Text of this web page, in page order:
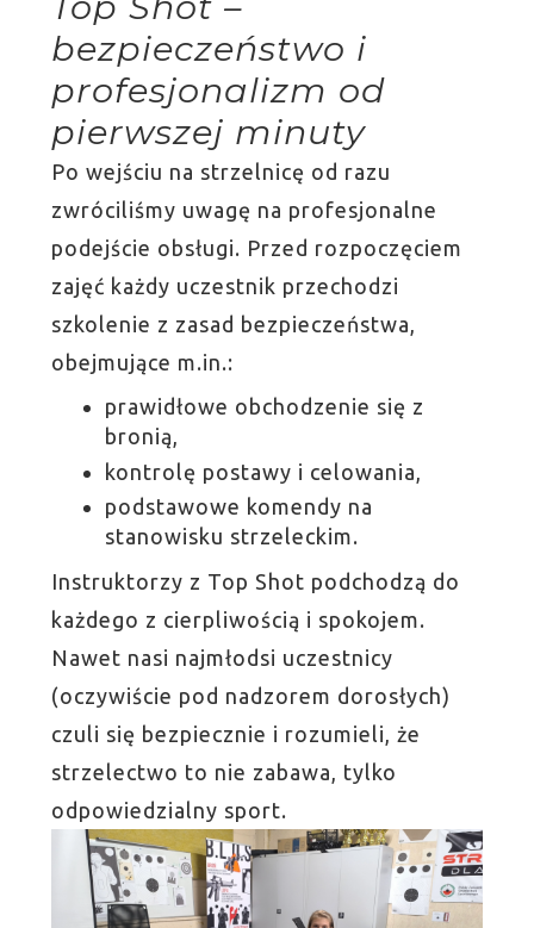
bezpieczeństwo i
profesjonalizm od
pierwszej minuty
Po wejściu na strzelnicę od razu
zwróciliśmy uwagę na profesjonalne
podejście obsługi. Przed rozpoczęciem
zajęć każdy uczestnik przechodzi
szkolenie z zasad bezpieczeństwa,
obejmujące m.in.:
prawidłowe obchodzenie się z
bronią,
kontrolę postawy i celowania,
podstawowe komendy na
stanowisku strzeleckim.
Instruktorzy z Top Shot podchodzą do
każdego z cierpliwością i spokojem.
Nawet nasi najmłodsi uczestnicy
(oczywiście pod nadzorem dorosłych)
czuli się bezpiecznie i rozumieli, że
strzelectwo to nie zabawa, tylko
odpowiedzialny sport.